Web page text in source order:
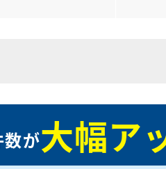
が大幅ア